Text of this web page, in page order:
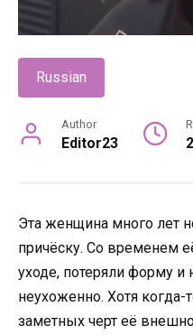
Russian
Author
Editor23
Эта женщина много лет
причёску. Со временем
уходе, потеряли форму и
неухоженно. Хотя
заметных черт её